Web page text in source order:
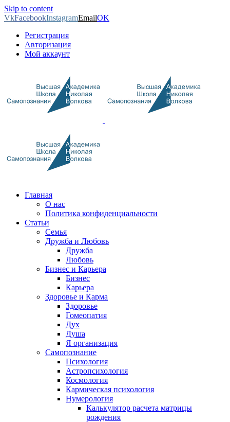
Skip to content
VkFacebookInstagramEmailOK
Регистрация
Авторизация
Мой аккаунт
Главная
О нас
Политика конфиденциальности
Статьи
Семья
Дружба и Любовь
Дружба
Любовь
Бизнес и Карьера
Бизнес
Карьера
Здоровье и Карма
Здоровье
Гомеопатия
Дух
Душа
Я организация
Самопознание
Психология
Астропсихология
Космология
Кармическая психология
Нумерология
Калькулятор расчета матрицы
рождения